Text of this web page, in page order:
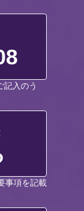
記入のう
事項を記載